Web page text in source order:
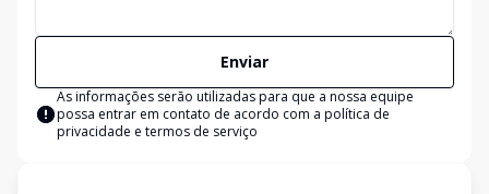
Enviar
As informações serão utilizadas para que a nossa equipe
possa entrar em contato de acordo com a política de
privacidade e termos de serviço